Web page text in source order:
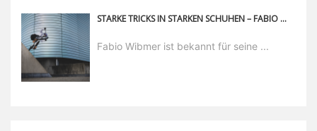
STARKE TRICKS IN STARKEN SCHUHEN – FABIO WIBMER ZEIGT, WOZU SEINE CRANKBROTHERS SIGNATURE SCHUHE GEMACHT SIND
Fabio Wibmer ist bekannt für seine ...